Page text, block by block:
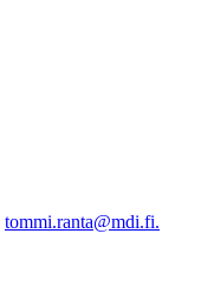
tommi.ranta@mdi.fi.